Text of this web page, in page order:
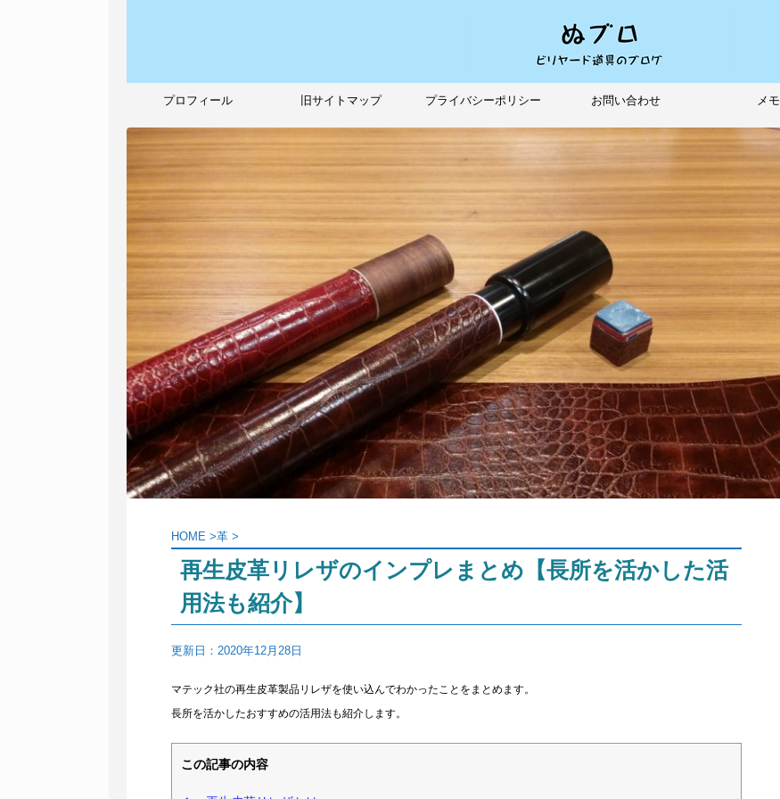
プロフィール 旧サイトマップ プライバシーポリシー お問い合わせ メモ
HOME >革 >
再生皮革リレザのインプレまとめ【長所を活かした活
用法も紹介】
更新日： 2020年12月28日
マテック社の再生皮革製品リレザを使い込んでわかったことをまとめます。
長所を活かしたおすすめの活用法も紹介します。
この記事の内容